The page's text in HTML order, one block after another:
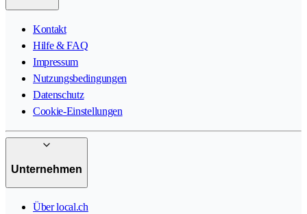
Kontakt
Hilfe & FAQ
Impressum
Nutzungsbedingungen
Datenschutz
Cookie-Einstellungen
Unternehmen
Über local.ch